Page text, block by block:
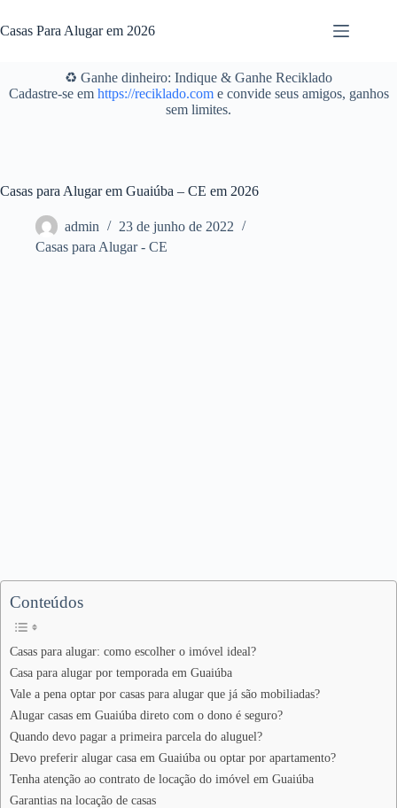
para
o
Casas Para Alugar em 2026
♻️ Ganhe dinheiro: Indique & Ganhe Reciklado
Cadastre-se em https://reciklado.come convide seus amigos, ganhos
sem limites.
Casas para Alugar em Guaiúba – CE em 2026
admin
23 de junho de 2022
Casas para Alugar - CE
Conteúdos
Casas para alugar: como escolher o imóvel ideal?
Casa para alugar por temporada em Guaiúba
Vale a pena optar por casas para alugar que já são mobiliadas?
Alugar casas em Guaiúba direto com o dono é seguro?
Quando devo pagar a primeira parcela do aluguel?
Devo preferir alugar casa em Guaiúba ou optar por apartamento?
Tenha atenção ao contrato de locação do imóvel em Guaiúba
Garantias na locação de casas